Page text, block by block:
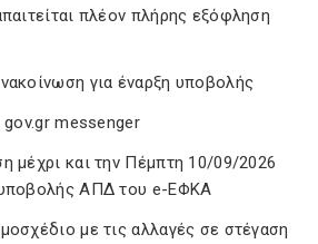
πλέον πλήρης εξόφληση
για έναρξη υποβολής
gov.gr messenger
μέχρι και την Πέμπτη 10/09/2026
ΑΠΔ του e-ΕΦΚΑ
με τις αλλαγές σε στέγαση